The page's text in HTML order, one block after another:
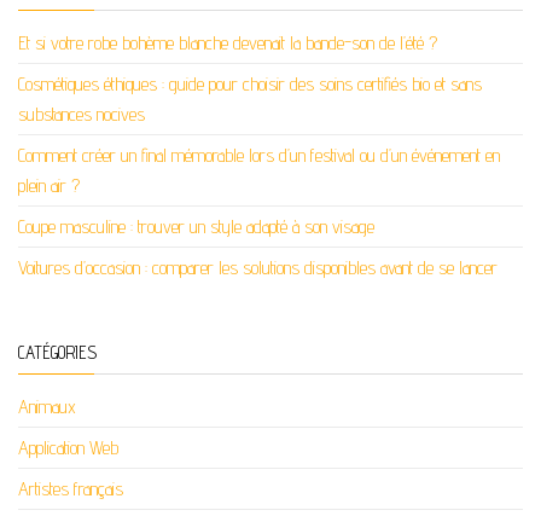
Et si votre robe bohème blanche devenait la bande-son de l’été ?
Cosmétiques éthiques : guide pour choisir des soins certifiés bio et sans
substances nocives
Comment créer un final mémorable lors d’un festival ou d’un événement en
plein air ?
Coupe masculine : trouver un style adapté à son visage
Voitures d’occasion : comparer les solutions disponibles avant de se lancer
CATÉGORIES
Animaux
Application Web
Artistes français